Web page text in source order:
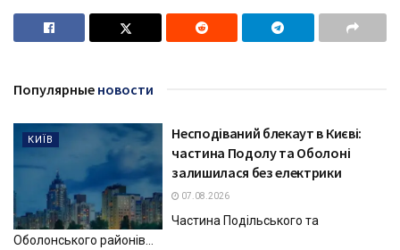
Популярные новости
КИЇВ
Несподіваний блекаут в Києві:
частина Подолу та Оболоні
залишилася без електрики
07.08.2026
Частина Подільського та
Оболонського районів...